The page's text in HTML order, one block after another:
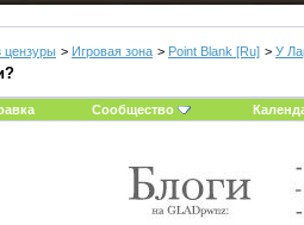
цензуры > Игровая зона > Point Blank [Ru] > У
Сообщество